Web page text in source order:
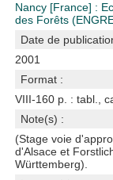
Nancy [France] :
des Forêts
Date de
2001
Format :
VIII-160 p. : tabl.,
Note(s) :
(Stage voie
d'Alsace et
Württemberg).